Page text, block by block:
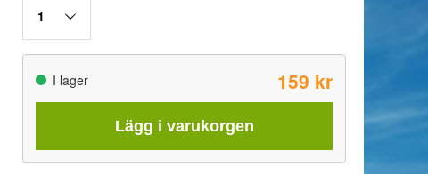
1
I lager 159 kr
Lägg i varukorgen